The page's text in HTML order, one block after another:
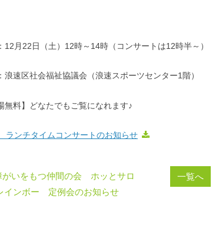
12月22日（土）12時～14時（コンサートは12時半～）
浪速区社会福祉協議会（浪速スポーツセンター1階）
無料】どなたでもご覧になれます♪
ンチタイムコンサートのお知らせ
がいをもつ仲間の会 ホッとサロ
インボー 定例会のお知らせ
一覧へ